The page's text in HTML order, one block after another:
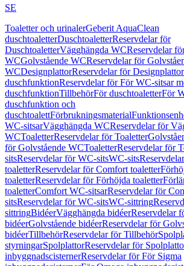
SE
Toaletter och urinalerGeberit AquaClean
duschtoaletterDuschtoaletterReservdelar för
DuschtoaletterVägghängda WCReservdelar
WCGolvstående WCReservdelar för
WCDesignplattorReservdelar för Designplattor
duschfunktionReservdelar för För WC-sitsar
duschfunktionTillbehörFör duschtoaletterFör
duschfunktion och
duschtoalettFörbrukningsmaterial
WC-sitsarVägghängda WCReservdelar för
WCToaletterReservdelar för Toaletter
för Golvstående WCToaletterReservdelar för
sitsReservdelar för WC-sitsWC-sits
toaletterReservdelar för Comfort toaletter
toaletterReservdelar för Förhöjda toaletter
toaletterComfort WC-sitsarReservdelar för
sitsReservdelar för WC-sitsWC-sittring
sittringBidéerVägghängda bidéerReservdelar
bidéerGolvstående bidéerReservdelar för
bidéerTillbehörReservdelar för Tillbehör
styrningarSpolplattorReservdelar för
inbyggnadscisternerReservdelar för För Sigma